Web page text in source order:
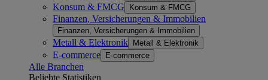
Konsum & FMCG Konsum & FMCG
Finanzen, Versicherungen & Immobilien
Finanzen, Versicherungen & Immobilien
Metall & Elektronik Metall & Elektronik
E-commerce E-commerce
Alle Branchen
Beliebte Statistiken